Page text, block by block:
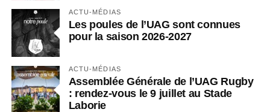
ACTU-MÉDIAS
Les poules de l’UAG sont connues
pour la saison 2026-2027
ACTU-MÉDIAS
Assemblée Générale de l’UAG Rugby
: rendez-vous le 9 juillet au Stade
Laborie